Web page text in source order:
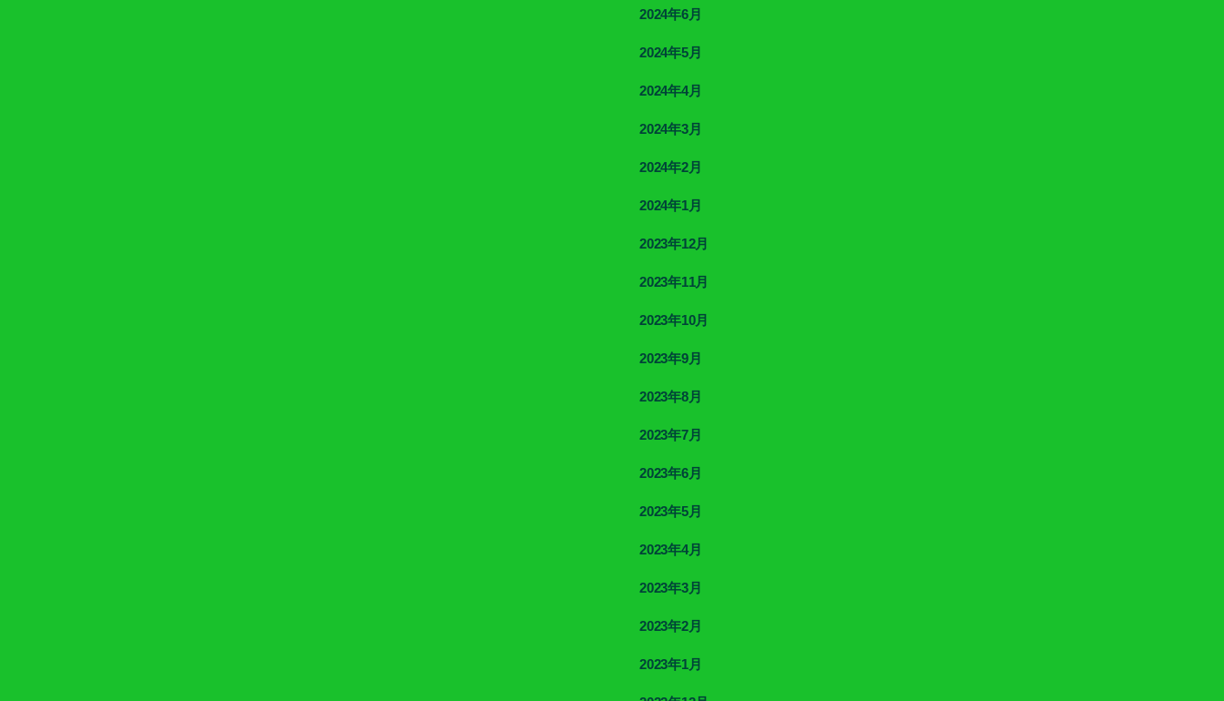
2024年6月
2024年5月
2024年4月
2024年3月
2024年2月
2024年1月
2023年12月
2023年11月
2023年10月
2023年9月
2023年8月
2023年7月
2023年6月
2023年5月
2023年4月
2023年3月
2023年2月
2023年1月